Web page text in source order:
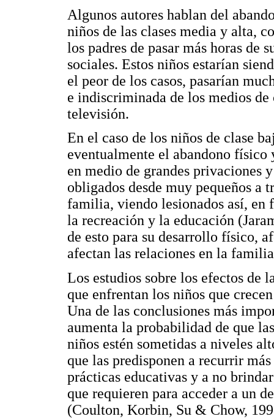
Algunos autores hablan del
niños de las clases media y alta,
los padres de pasar más horas de
sociales. Estos niños estarían
el peor de los casos, pasarían
e indiscriminada de los medios
televisión.
En el caso de los niños de clase
eventualmente el abandono físico
en medio de grandes privaciones
obligados desde muy pequeños a
familia, viendo lesionados así, en
la recreación y la educación
de esto para su desarrollo físico,
afectan las relaciones en la
Los estudios sobre los efectos de
que enfrentan los niños que
Una de las conclusiones más
aumenta la probabilidad de que
niños estén sometidas a niveles
que las predisponen a recurrir
prácticas educativas y a no
que requieren para acceder a un
(Coulton, Korbin, Su & Chow,